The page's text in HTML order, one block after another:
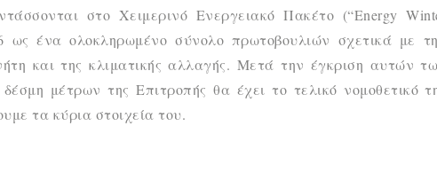
στο Χειμερινό Ενεργειακό Πακέτο (“Energy
ως ένα ολοκληρωμένο σύνολο πρωτοβουλιών σχετικά με
και της κλιματικής αλλαγής. Μετά την έγκριση αυτών
μέτρων της Επιτροπής θα έχει το τελικό νομοθετικό
τα κύρια στοιχεία του.